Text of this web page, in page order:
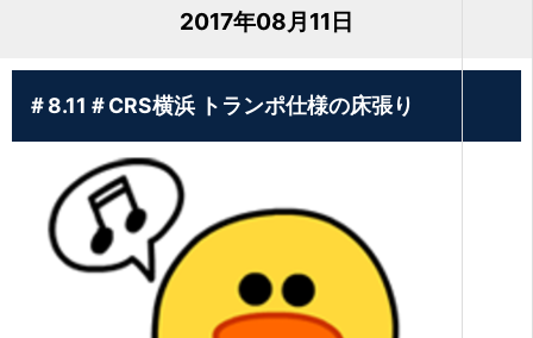
2017年08月11日
＃8.11＃CRS横浜 トランポ仕様の床張り